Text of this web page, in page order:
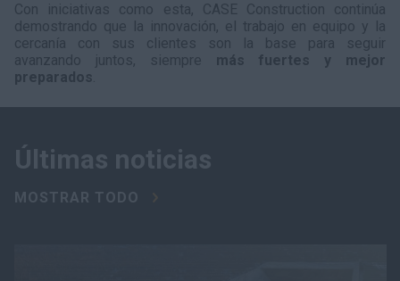
Con iniciativas como esta, CASE Construction continúa
demostrando que la innovación, el trabajo en equipo y la
cercanía con sus clientes son la base para seguir
avanzando juntos, siempre más fuertes y mejor
preparados
Últimas noticias
MOSTRAR TODO